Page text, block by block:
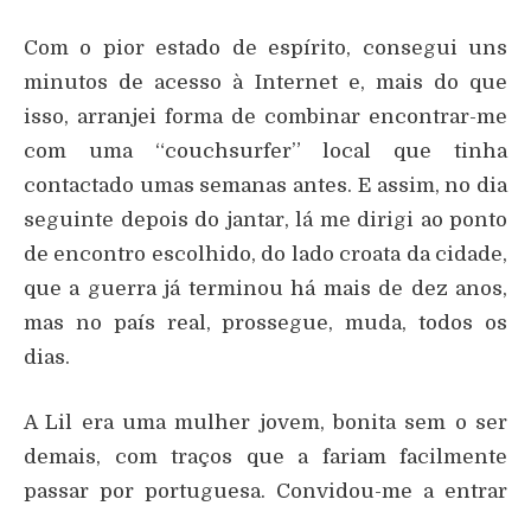
Com o pior estado de espírito, consegui uns
minutos de acesso à Internet e, mais do que
isso, arranjei forma de combinar encontrar-me
com uma “couchsurfer” local que tinha
contactado umas semanas antes. E assim, no dia
seguinte depois do jantar, lá me dirigi ao ponto
de encontro escolhido, do lado croata da cidade,
que a guerra já terminou há mais de dez anos,
mas no país real, prossegue, muda, todos os
dias.
A Lil era uma mulher jovem, bonita sem o ser
demais, com traços que a fariam facilmente
passar por portuguesa. Convidou-me a entrar